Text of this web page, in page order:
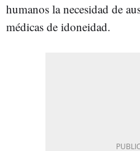
humanos la necesidad de
médicas de idoneidad.